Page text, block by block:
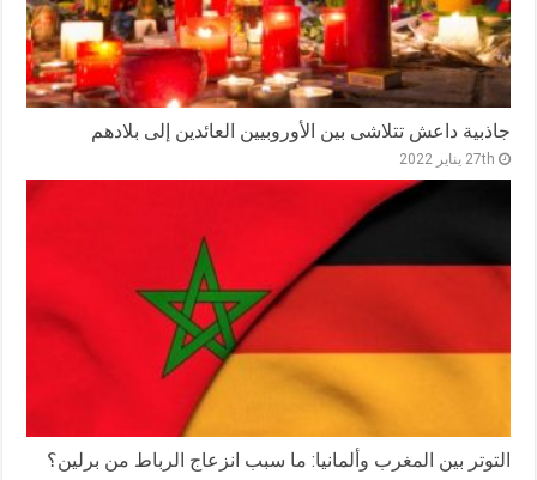
جاذبية داعش تتلاشى بين الأوروبيين العائدين إلى بلادهم
27th يناير 2022
التوتر بين المغرب وألمانيا: ما سبب انزعاج الرباط من برلين؟